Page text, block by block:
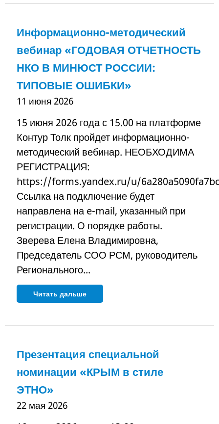
Информационно-методический
вебинар «ГОДОВАЯ ОТЧЕТНОСТЬ
НКО В МИНЮСТ РОССИИ:
ТИПОВЫЕ ОШИБКИ»
11 июня 2026
15 июня 2026 года с 15.00 на платформе
Контур Толк пройдет информационно-
методический вебинар. НЕОБХОДИМА
РЕГИСТРАЦИЯ:
https://forms.yandex.ru/u/
Ссылка на подключение будет
направлена на e-mail, указанный при
регистрации. О порядке работы.
Зверева Елена Владимировна,
Председатель СОО РСМ, руководитель
Регионального...
Читать дальше
Презентация специальной
номинации «КРЫМ в стиле
ЭТНО»
22 мая 2026